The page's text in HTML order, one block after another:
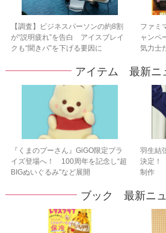
【調査】ビジネスパーソンの約8割
が“説明疲れ”を告白 アイスブレイ
クも“聞きパ”を下げる要因に
ファミ
ャンペ
気力士
アイテム 最新ニ
『くまのプーさん』GiGO限定プラ
イズ登場へ！ 100周年を記念し“超
BIGぬいぐるみ”など展開
羽生結
決定！
制作
ブック 最新ニ